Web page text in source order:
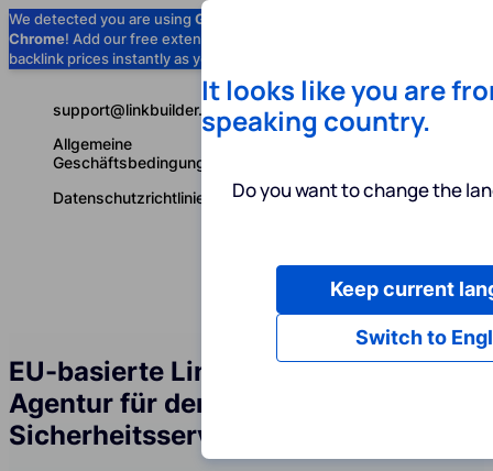
We detected you are using Google
Chrome! Add our free extension to check
backlink prices instantly as you browse.
Deutsch
support@linkbuilder.com
Allgemeine
Geschäftsbedingungen
Datenschutzrichtlinie
EU-basierte Linkbuilding-Services-
Agentur für den Bereich
Sicherheitsservices
It looks like you are
speaking country.
Do you want to change the
Switch to
Keep current